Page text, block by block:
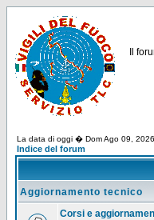
Il
La data di oggi � Dom Ago 09,
Indice del forum
Aggiornamento tecnico
Corsi e